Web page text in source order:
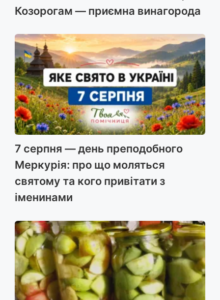
Козорогам — приємна винагорода
7 серпня — день преподобного
Меркурія: про що моляться
святому та кого привітати з
іменинами